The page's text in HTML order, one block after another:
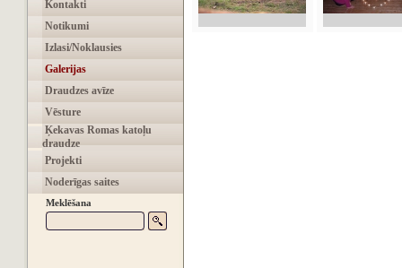
Kontakti
Notikumi
Izlasi/Noklausies
Galerijas
Draudzes avīze
Vēsture
Ķekavas Romas katoļu
draudze
Projekti
Noderīgas saites
Meklēšana